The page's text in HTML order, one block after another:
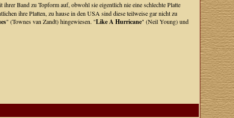
ihrer Band zu Topform auf, obwohl sie eigentlich nie eine schlechte Platte
ihre Platten, zu hause in den USA sind diese teilweise gar nicht zu
" (Townes van Zandt) hingewiesen. "Like A Hurricane" (Neil Young) und